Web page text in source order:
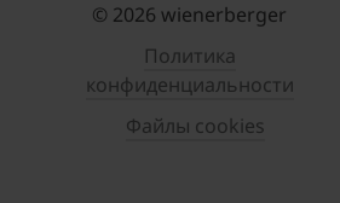
© 2026 wienerberger
Политика
конфиденциальности
Файлы cookies